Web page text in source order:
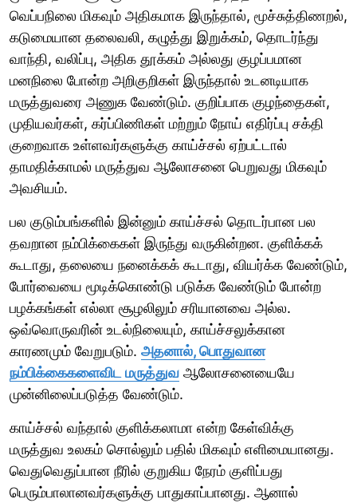
வெப்பநிலை மிகவும் அதிகமாக இருந்தால், மூச்சுத்திணறல்,
கடுமையான தலைவலி, கழுத்து இறுக்கம், தொடர்ந்து
வாந்தி, வலிப்பு, அதிக தூக்கம் அல்லது குழப்பமான
மனநிலை போன்ற அறிகுறிகள் இருந்தால் உடனடியாக
மருத்துவரை அணுக வேண்டும். குறிப்பாக குழந்தைகள்,
முதியவர்கள், கர்ப்பிணிகள் மற்றும் நோய் எதிர்ப்பு சக்தி
குறைவாக உள்ளவர்களுக்கு காய்ச்சல் ஏற்பட்டால்
தாமதிக்காமல் மருத்துவ ஆலோசனை பெறுவது மிகவும்
அவசியம்.
பல குடும்பங்களில் இன்னும் காய்ச்சல் தொடர்பான பல
தவறான நம்பிக்கைகள் இருந்து வருகின்றன. குளிக்கக்
கூடாது, தலையை நனைக்கக் கூடாது, வியர்க்க வேண்டும்,
போர்வையை மூடிக்கொண்டு படுக்க வேண்டும் போன்ற
பழக்கங்கள் எல்லா சூழலிலும் சரியானவை அல்ல.
ஒவ்வொருவரின் உடல்நிலையும், காய்ச்சலுக்கான
காரணமும் வேறுபடும். அதனால், பொதுவான
நம்பிக்கைகளைவிட மருத்துவ ஆலோசனையையே
முன்னிலைப்படுத்த வேண்டும்.
காய்ச்சல் வந்தால் குளிக்கலாமா என்ற கேள்விக்கு
மருத்துவ உலகம் சொல்லும் பதில் மிகவும் எளிமையானது.
வெதுவெதுப்பான நீரில் குறுகிய நேரம் குளிப்பது
பெரும்பாலானவர்களுக்கு பாதுகாப்பானது. ஆனால்